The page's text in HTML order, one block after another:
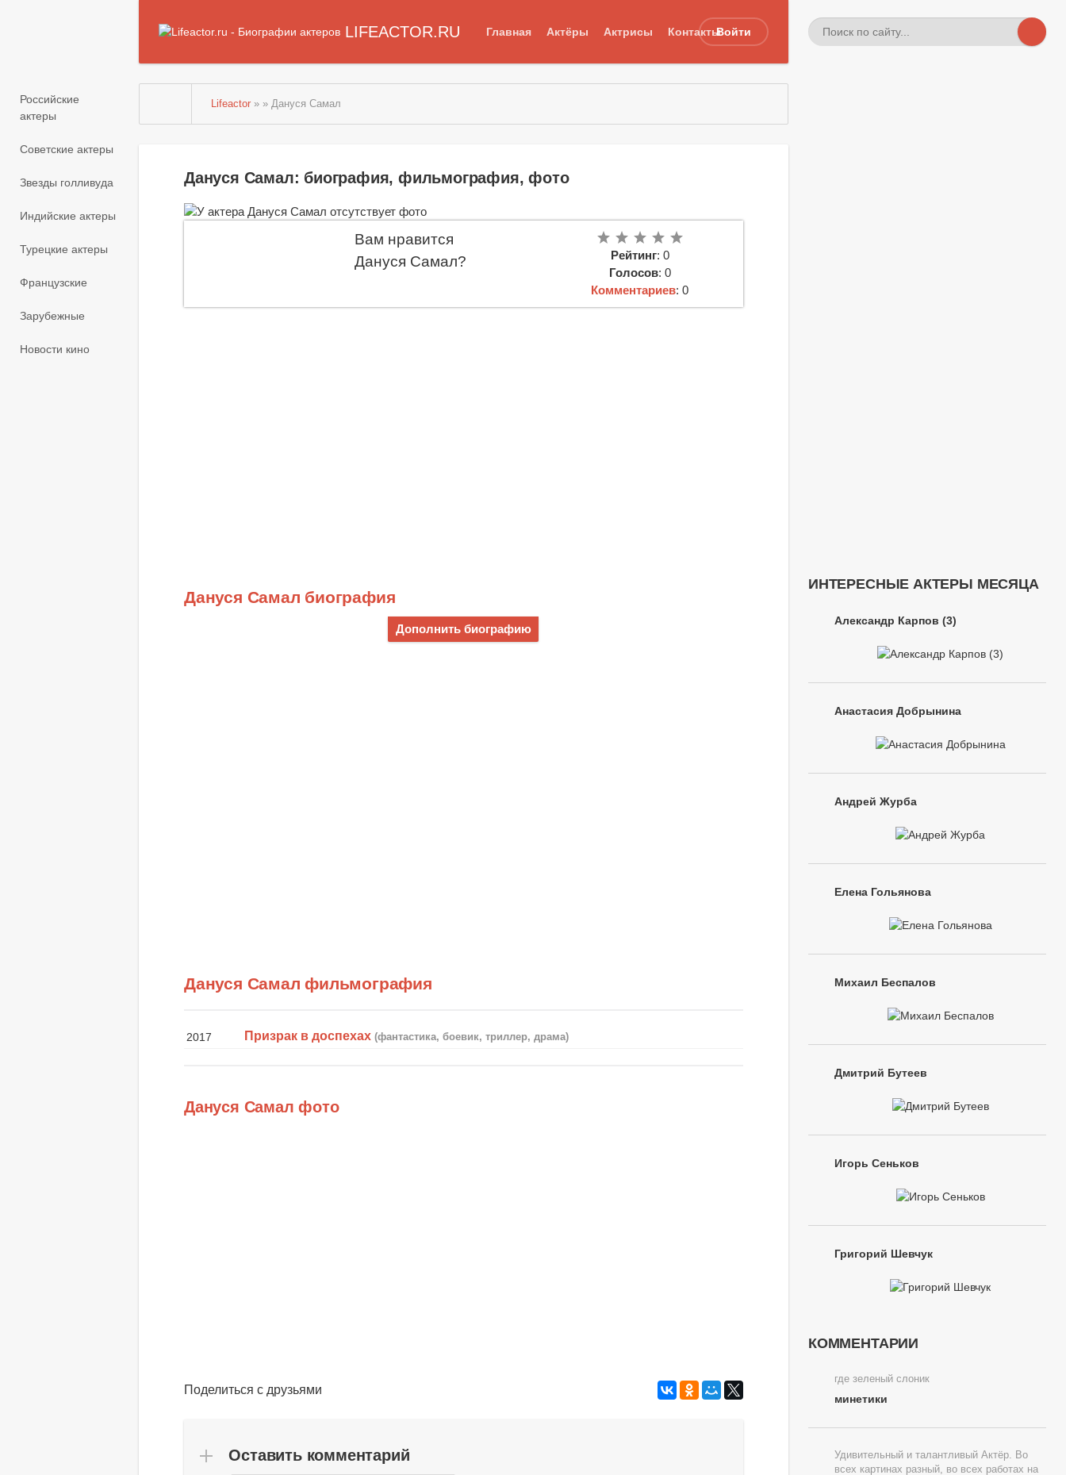
LIFEACTOR.RU Главная Актёры Актрисы КонтактыВойти
Российские
актеры
Советские актеры
Звезды голливуда
Индийские актеры
Турецкие актеры
Французские
Зарубежные
Новости кино
Lifeactor » » Дануся Самал
Дануся Самал: биография, фильмография, фото
Вам нравится
Дануся Самал?
Рейтинг: 0
Голосов: 0
Комментариев: 0
Дануся Самал биография
Дополнить биографию
Дануся Самал фильмография
2017 Призрак в доспехах (фантастика, боевик, триллер, драма)
Дануся Самал фото
Поделиться с друзьями
Оставить комментарий
ИНТЕРЕСНЫЕ АКТЕРЫ МЕСЯЦА
Александр Карпов (3)
Анастасия Добрынина
Андрей Журба
Елена Гольянова
Михаил Беспалов
Дмитрий Бутеев
Игорь Сеньков
Григорий Шевчук
КОММЕНТАРИИ
где зеленый слоник
минетики
Удивительный и талантливый Актёр. Во
всех картинах разный, во всех работах на